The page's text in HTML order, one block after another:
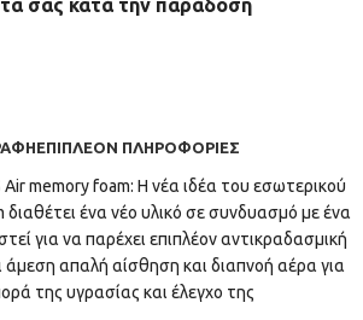
σας κατά την παράδοση
ΕΠΙΠΛΈΟΝ ΠΛΗΡΟΦΟΡΊΕΣ
Air memory foam: Η νέα ιδέα του εσωτερικού
ένα νέο υλικό σε συνδυασμό με ένα
για να παρέχει επιπλέον αντικραδασμική
απαλή αίσθηση και διαπνοή αέρα για
της υγρασίας και έλεγχο της